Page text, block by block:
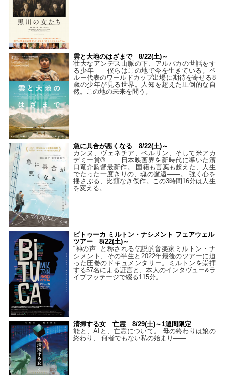
雲と大地のはざまで 8/22(土)～
壮大なアンデス山脈の下、アルパカの世話をす
る少年――僕らはこの地で今を生きている。ペ
ルー代表のワールドカップ出場に期待を寄せる8
歳の少年が見る世界。人知を超えた圧倒的な自
然。この地の未来を問う。
急に具合が悪くなる 8/22(土)～
カンヌ、ヴェネチア、ベルリン、そして米アカ
デミー賞®…… 日本映画界を新時代に導いた濱
口竜介監督最新作。 国籍も言葉も超えた、人生
でたった一度きりの、魂の邂逅――。 強く心を
揺さぶる、比類なき傑作。この3時間16分は人生
を変える。
ビトゥーカ ミルトン・ナシメント フェアウェル
ツアー 8/22(土)～
“神の声” と称される伝説的音楽家ミルトン・ナ
シメント、その半生と2022年最後のツアーに迫
った圧巻のドキュメンタリー。ミルトンを崇拝
する57名による証言と、本人のインタヴュー&ラ
イブフッテージで綴る115分。
清掃する女 亡霊 8/29(土)～1週間限定
能と、AIと、亡霊について。 母の終わりは娘の
終わり、 何者でもない私の始まり――